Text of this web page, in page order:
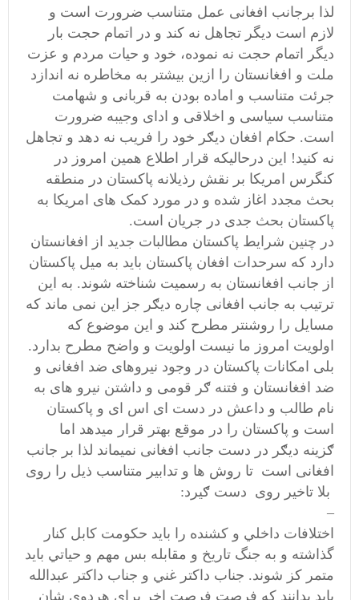
لذا برجانب افغانی عمل متناسب ضرورت است و
لازم است ديگر تجاھل نه كند و در اتمام حجت بار
ديگر اتمام حجت نه نموده، خود و حيات مردم و عزت
ملت و افغانستان را ازين بيشتر به مخاطره نه اندازد
جرئت متناسب و اماده بودن به قربانی و شھامت
متناسب سیاسی و اخلاقی و ادای وجيبه ضرورت
است. حكام افغان دیګر خود را فریب نه دهد و تجاهل
نه كنيد! این درحالیکه قرار اطلاع همين امروز در
كنگرس امريكا بر نقش رذيلانه پاکستان در منطقه
بحث مجدد اغاز شده و در مورد کمک های امریکا به
پاکستان بحث جدی در جریان است.
در چنین شرایط پاکستان مطالبات جدید از افغانستان
دارد که سرحدات افغان پاکستان باید به میل پاکستان
از جانب افغانستان به رسمیت شناخته شوند. به این
ترتیب به جانب افغانی چاره دیګر جز این نمی ماند که
مسایل را روشنتر مطرح کند و این موضوع که
اولویت امروز ما نیست اولویت و واضح مطرح بدارد.
بلی امکانات پاکستان در وجود نیروھای ضد افغانی و
ضد افغانستان و فتنه ګر قومی و داشتن نیرو های به
نام طالب و داعش در دست ای اس ای و پاکستان
است و پاکستان را در موقع بهتر قرار میدهد اما
ګزینه دیګر در دست جانب افغانی نمیماند لذا بر جانب
افغانی است تا روش ها و تدابیر متناسب ذیل را روی
بلا تاخیر روی دست ګیرد:
–
اختلافات داخلي و كشنده را بايد حكومت كابل كنار
گذاشته و به جنگ تاریخ و مقابله بس مهم و حياتي بايد
متمر كز شوند. جناب داكتر غني و جناب داكتر عبدالله
بايد بدانند كه فرصت فرصت اخر برای ھردوی شان